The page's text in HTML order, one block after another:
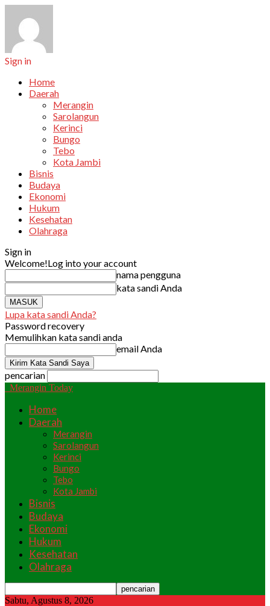
Sign in
Home
Daerah
Merangin
Sarolangun
Kerinci
Bungo
Tebo
Kota Jambi
Bisnis
Budaya
Ekonomi
Hukum
Kesehatan
Olahraga
Sign in
Welcome!Log into your account
nama pengguna
kata sandi Anda
Lupa kata sandi Anda?
Password recovery
Memulihkan kata sandi anda
email Anda
pencarian
Merangin Today
Home
Daerah
Merangin
Sarolangun
Kerinci
Bungo
Tebo
Kota Jambi
Bisnis
Budaya
Ekonomi
Hukum
Kesehatan
Olahraga
Sabtu, Agustus 8, 2026